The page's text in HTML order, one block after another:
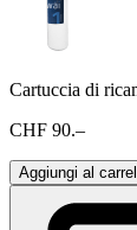
Cartuccia di
CHF 90.–
Aggiungi al